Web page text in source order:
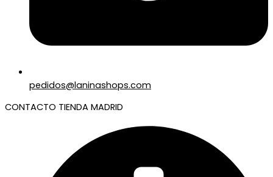
pedidos@laninashops.com
CONTACTO TIENDA MADRID